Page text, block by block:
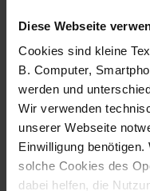
Diese Webseite
Cookies sind kleine
B. Computer,
werden und
Wir verwenden
unserer Webseite
Einwilligung
solche Cookies des
dabei helfen, die
Fotografo: Lorenz
Sternbach
Download